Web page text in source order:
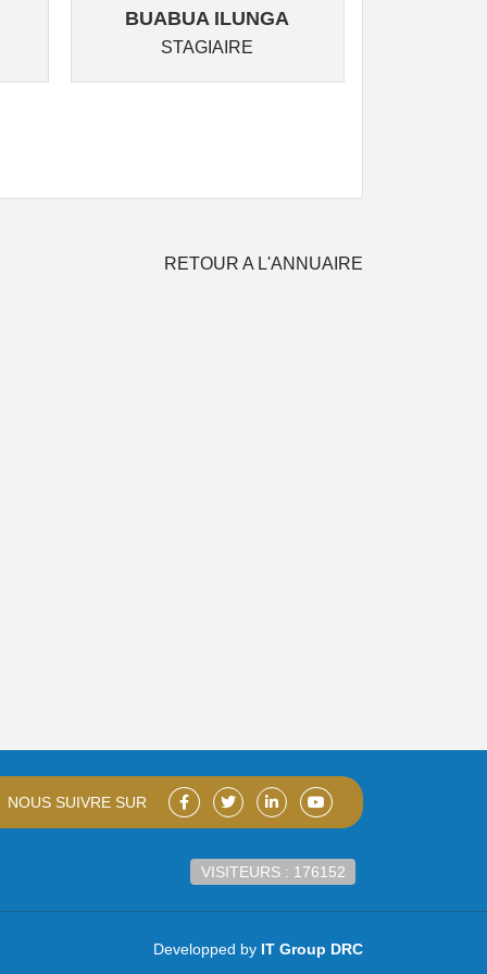
BUABUA ILUNGA
STAGIAIRE
RETOUR A L'ANNUAIRE
NOUS SUIVRE SUR
VISITEURS : 176152
Developped by IT Group DRC